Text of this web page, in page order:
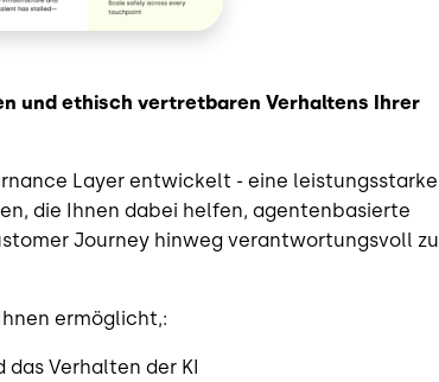
und ethisch vertretbaren Verhaltens Ihrer
Layer entwickelt - eine leistungsstarke
die Ihnen dabei helfen, agentenbasierte
Journey hinweg verantwortungsvoll zu
ermöglicht,:
Verhalten der KI